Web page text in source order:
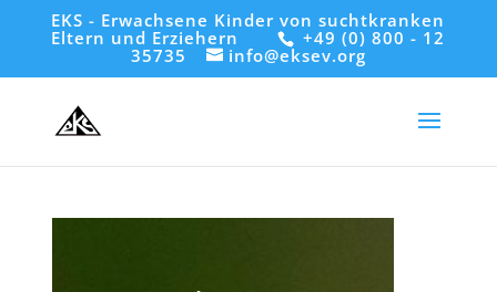
EKS - Erwachsene Kinder von suchtkranken
Eltern und Erziehern
+49 (0) 800 - 12
35735
info@eksev.org